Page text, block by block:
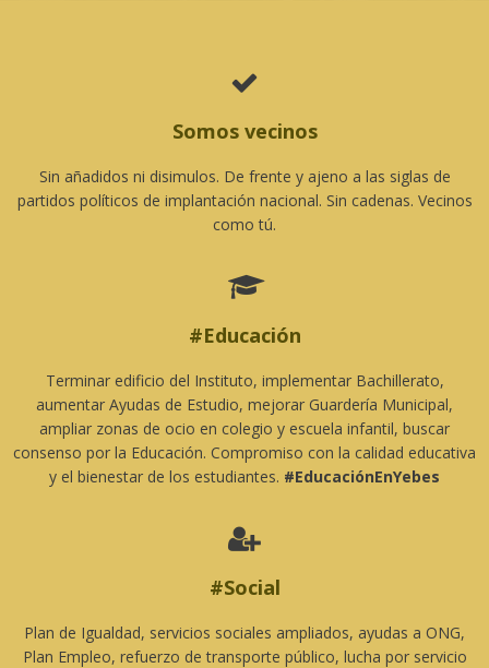

Somos vecinos
Sin añadidos ni disimulos. De frente y ajeno a las siglas de
partidos políticos de implantación nacional. Sin cadenas. Vecinos
como tú.

#Educación
Terminar edificio del Instituto, implementar Bachillerato,
aumentar Ayudas de Estudio, mejorar Guardería Municipal,
ampliar zonas de ocio en colegio y escuela infantil, buscar
consenso por la Educación. Compromiso con la calidad educativa
y el bienestar de los estudiantes. #EducaciónEnYebes

#Social
Plan de Igualdad, servicios sociales ampliados, ayudas a ONG,
Plan Empleo, refuerzo de transporte público, lucha por servicio